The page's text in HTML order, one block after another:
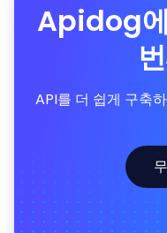
Apidog
API를 더 쉽게 구축